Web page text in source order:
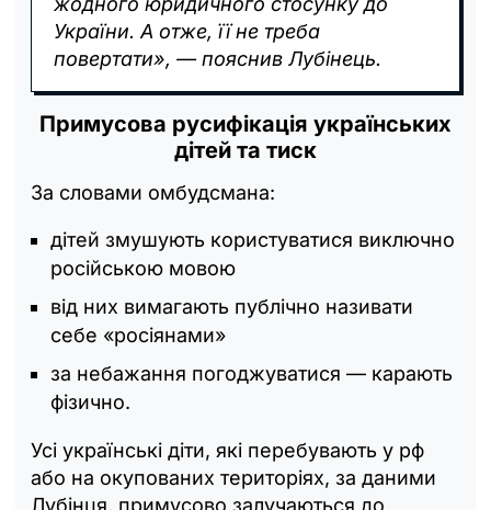
України. А отже, її не треба
повертати», — пояснив Лубінець.
Примусова русифікація українських
дітей та тиск
За словами омбудсмана:
дітей змушують користуватися виключно
російською мовою
від них вимагають публічно називати
себе «росіянами»
за небажання погоджуватися — карають
фізично.
Усі українські діти, які перебувають у рф
або на окупованих територіях, за даними
Лубінця, примусово залучаються до